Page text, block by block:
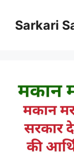
contentSarkari